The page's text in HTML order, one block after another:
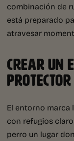
combinación de
está preparado
atravesar
CREAR UN
PROTECTOR
El entorno marca
con refugios
perro un lugar